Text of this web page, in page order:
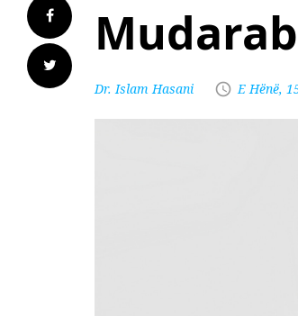
Dr. Islam Hasani E Hënë,